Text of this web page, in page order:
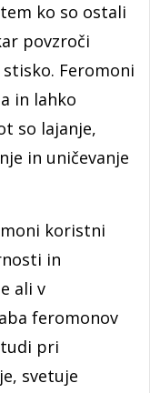
ko so ostali
povzroči
Feromoni
in lahko
so lajanje,
in uničevanje
koristni
in
ali v
feromonov
pri
svetuje